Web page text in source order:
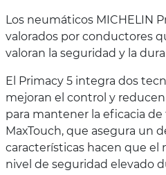
Los neumáticos MICHELIN
valorados por conductores
valoran la seguridad y la
El Primacy 5 integra dos
mejoran el control y
para mantener la eficacia
MaxTouch, que asegura un
características hacen que
nivel de seguridad elevado